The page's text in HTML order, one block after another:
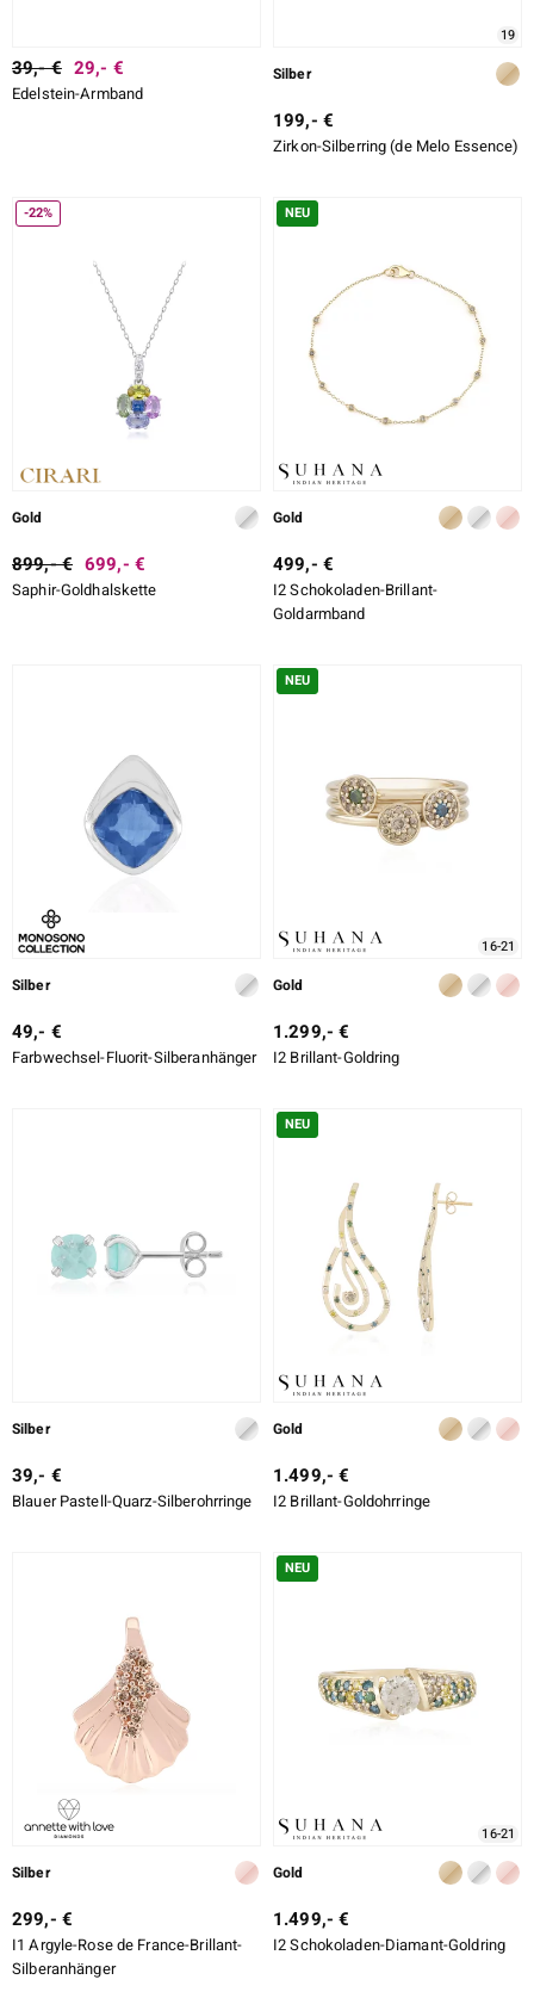
39,- € 29,- €
Edelstein-Armband
19
Silber
199,- €
Zirkon-Silberring (de Melo Essence)
-22%
Gold
899,- € 699,- €
Saphir-Goldhalskette
NEU
Gold
499,- €
I2 Schokoladen-Brillant-
Goldarmband
Silber
49,- €
Farbwechsel-Fluorit-Silberanhänger
NEU
16-21
Gold
1.299,- €
I2 Brillant-Goldring
Silber
39,- €
Blauer Pastell-Quarz-Silberohrringe
NEU
Gold
1.499,- €
I2 Brillant-Goldohrringe
Silber
299,- €
I1 Argyle-Rose de France-Brillant-
Silberanhänger
NEU
16-21
Gold
1.499,- €
I2 Schokoladen-Diamant-Goldring